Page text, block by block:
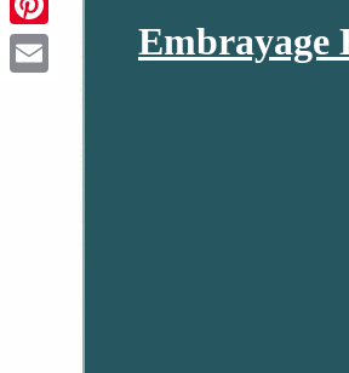
Embrayage